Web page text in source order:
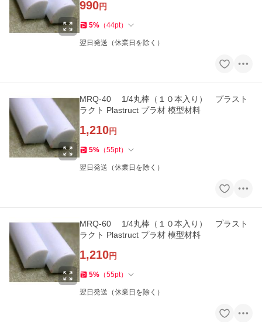
990円
5% （44pt）
翌日発送（休業日を除く）
MRQ-40 1/4丸棒（１０本入り） プラスト
ラクト Plastruct プラ材 模型材料
1,210円
5% （55pt）
翌日発送（休業日を除く）
MRQ-60 1/4丸棒（１０本入り） プラスト
ラクト Plastruct プラ材 模型材料
1,210円
5% （55pt）
翌日発送（休業日を除く）